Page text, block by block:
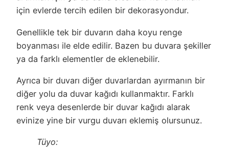
için evlerde tercih edilen bir dekorasyondur.
Genellikle tek bir duvarın daha koyu renge
boyanması ile elde edilir. Bazen bu duvara şekiller
ya da farklı elementler de eklenebilir.
Ayrıca bir duvarı diğer duvarlardan ayırmanın bir
diğer yolu da duvar kağıdı kullanmaktır. Farklı
renk veya desenlerde bir duvar kağıdı alarak
evinize yine bir vurgu duvarı eklemiş olursunuz.
Tüyo: